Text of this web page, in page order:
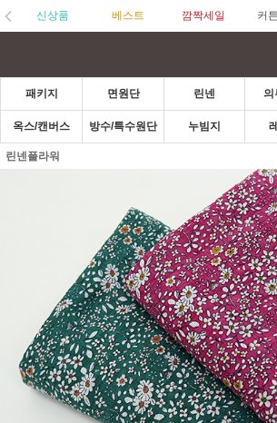
신상품 베스트 깜짝세일 커
패키지 면원단 린넨 의
옥스/캔버스 방수/특수원단 누빔지
린넨플라워